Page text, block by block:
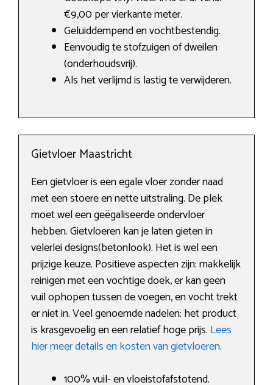
€9,00 per vierkante meter.
Geluiddempend en vochtbestendig.
Eenvoudig te stofzuigen of dweilen
(onderhoudsvrij).
Als het verlijmd is lastig te verwijderen.
Gietvloer Maastricht
Een gietvloer is een egale vloer zonder naad
met een stoere en nette uitstraling. De plek
moet wel een geëgaliseerde ondervloer
hebben. Gietvloeren kan je laten gieten in
velerlei designs(betonlook). Het is wel een
prijzige keuze. Positieve aspecten zijn: makkelijk
reinigen met een vochtige doek, er kan geen
vuil ophopen tussen de voegen, en vocht trekt
er niet in. Veel genoemde nadelen: het product
is krasgevoelig en een relatief hoge prijs. Lees
hier meer details en kosten van gietvloeren.
100% vuil- en vloeistofafstotend.